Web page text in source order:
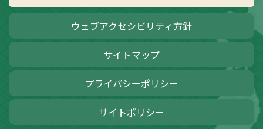
ウェブアクセシビリティ方針
サイトマップ
プライバシーポリシー
サイトポリシー